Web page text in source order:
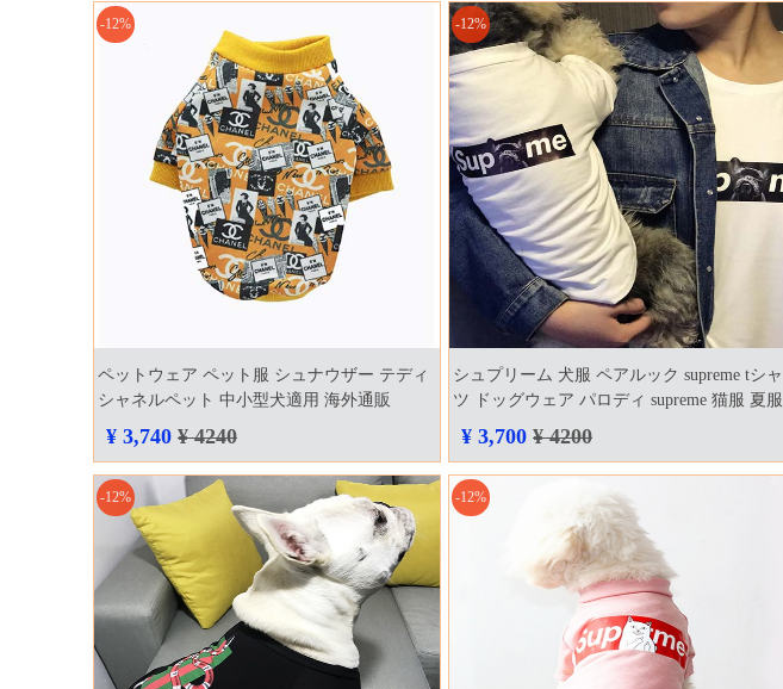
-12%
ペットウェア ペット服 シュナウザー テディ
シャネルペット 中小型犬適用 海外通販
chanel
¥ 3,740 ¥ 4240
-12%
シュプリーム 犬服 ペアルック supreme tシャ
ツ ドッグウェア パロディ supreme 猫服 夏服
半袖 親子服 小型犬 中型犬 洋服 cozaka通販
¥ 3,700 ¥ 4200
-12% -12%